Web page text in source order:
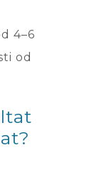
4–6
od